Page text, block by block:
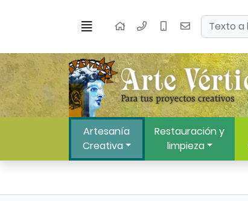
Menú Inicio Buscar
Artesanía
Creativa
Restauración y
limpieza